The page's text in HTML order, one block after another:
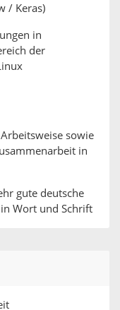
/ Keras)
in
der
sowie
in
gute deutsche
Wort und Schrift